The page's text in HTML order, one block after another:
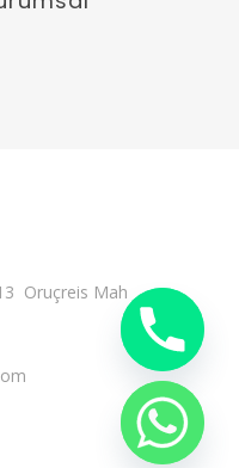
Oruçreis Mah